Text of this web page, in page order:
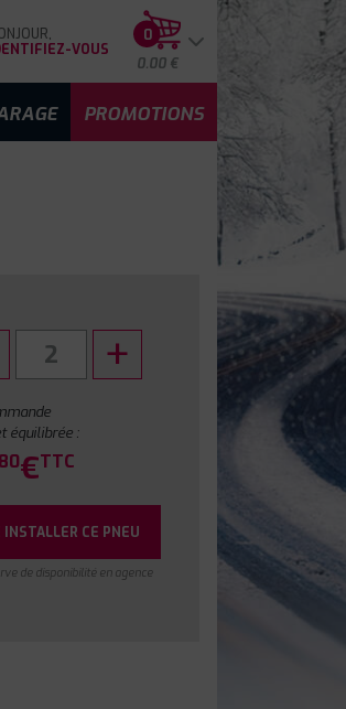
VOUS
0
0.00 €
PROMOTIONS
équilibrée :
€TTC
INSTALLER CE PNEU
de disponibilité en agence